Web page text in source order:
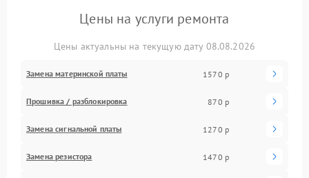
Цены на услуги ремонта
Цены актуальны на текущую дату 08.08.2026
Замена материнской платы 1570 р
Прошивка / разблокировка 870 р
Замена сигнальной платы 1270 р
Замена резистора 1470 р